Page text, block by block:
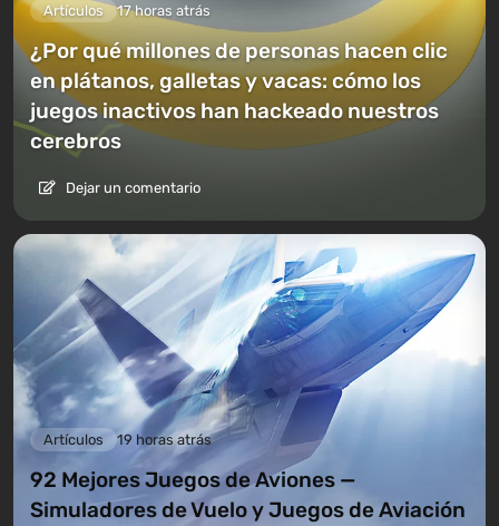
Artículos 17 horas atrás
¿Por qué millones de personas hacen clic
en plátanos, galletas y vacas: cómo los
juegos inactivos han hackeado nuestros
cerebros
Dejar un comentario
Artículos 19 horas atrás
92 Mejores Juegos de Aviones —
Simuladores de Vuelo y Juegos de Aviación